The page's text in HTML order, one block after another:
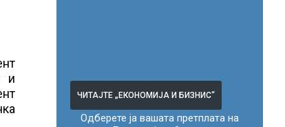
и
ЧИТАЈТЕ „ЕКОНОМИЈА И БИЗНИС“
Одберете ја вашата претплата на